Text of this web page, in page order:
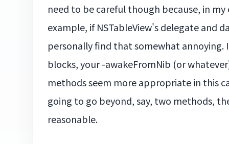
need to be careful though because, in
example, if NSTableView's delegate and
personally find that somewhat
blocks, your -awakeFromNib (or
methods seem more appropriate in this
going to go beyond, say, two methods,
reasonable.